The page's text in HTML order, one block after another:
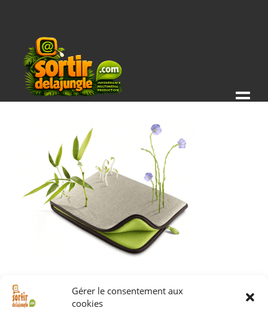
Gérer le consentement aux
cookies
Actualités IT